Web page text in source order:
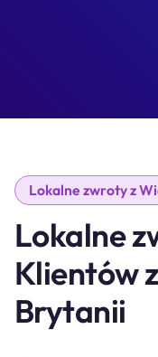
Lokalne zwroty z
Lokalne
Klientów
Brytanii